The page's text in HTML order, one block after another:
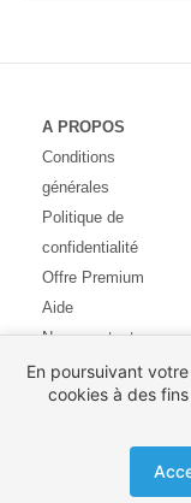
A PROPOS
Conditions
générales
Politique de
confidentialité
Offre Premium
Aide
Nous contacter
Avis des
utilisateurs
En poursuivant
cookies à des